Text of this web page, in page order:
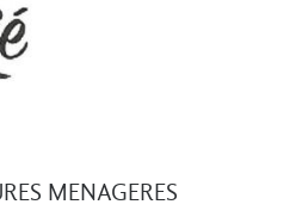
MENAGERES